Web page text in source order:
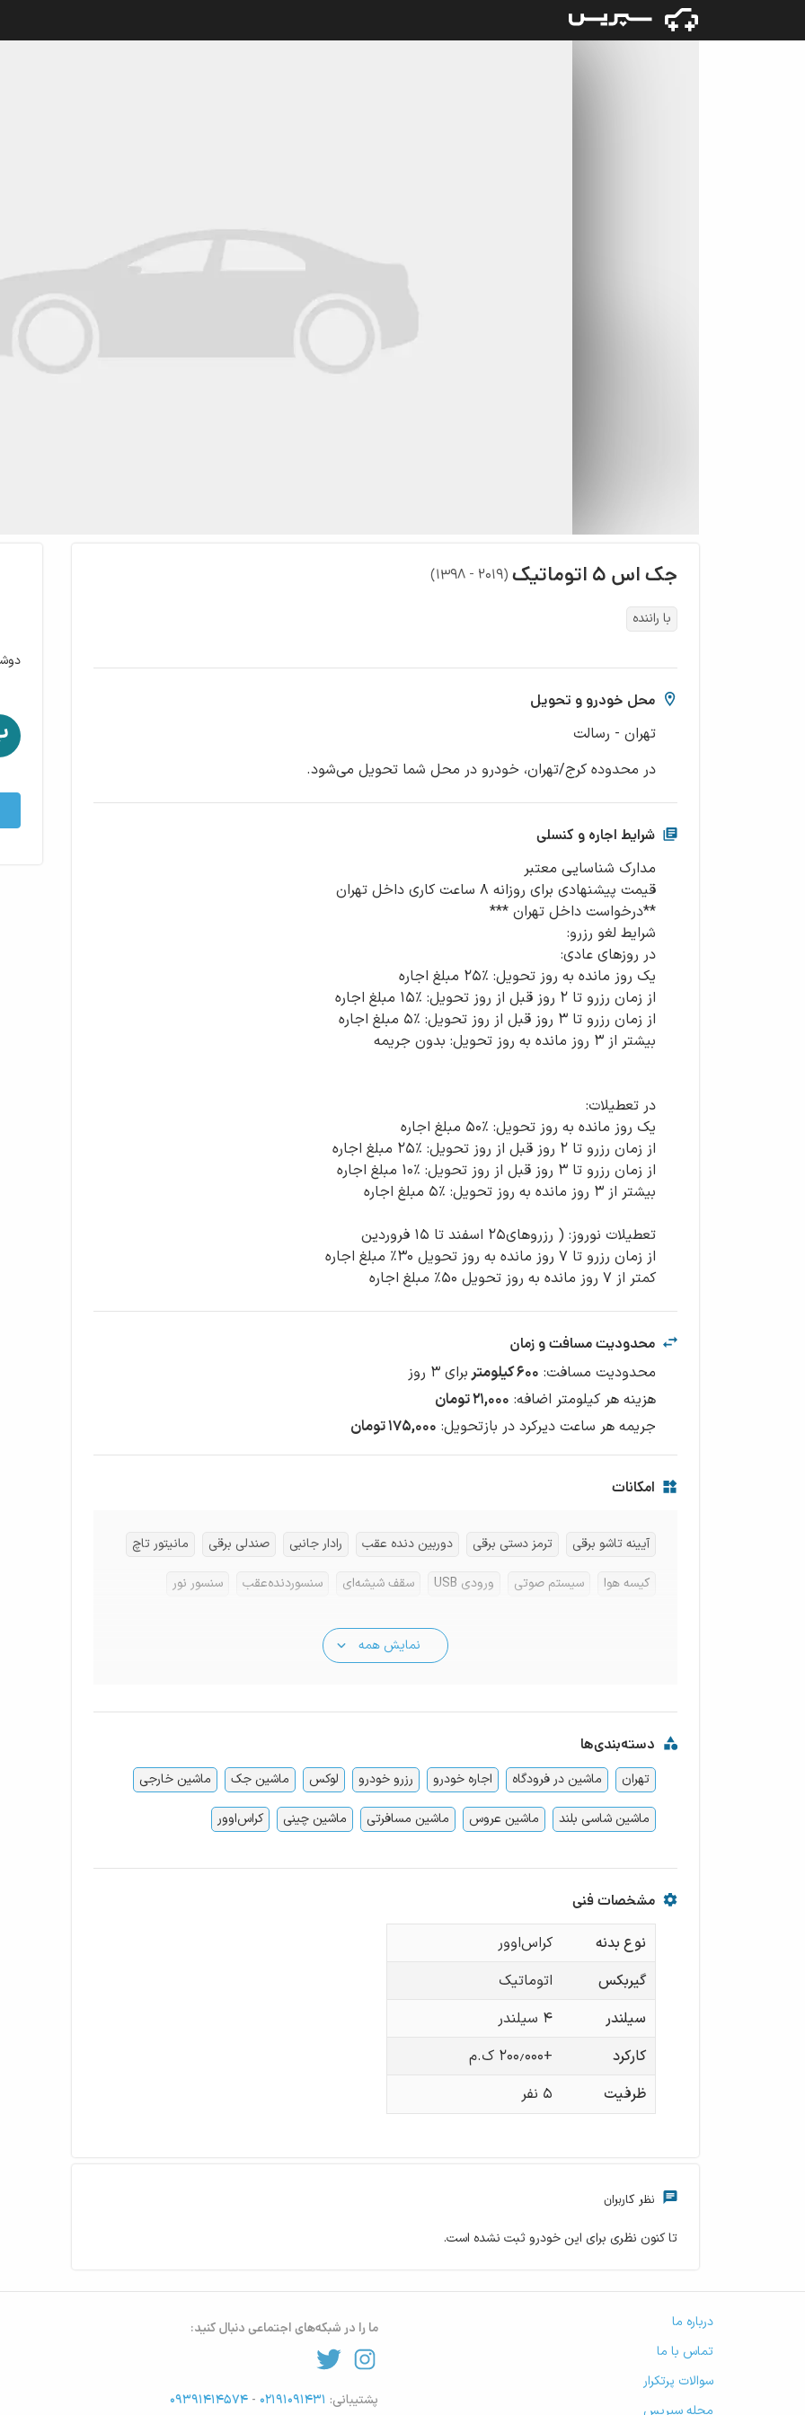
جکاس ۵ اتوماتیک (۲۰۱۹ - ۱۳۹۸ )
با راننده
محل خودرو و تحویل
تهران - رسالت
در محدوده کرج/تهران، خودرو در محل شما تحویل می‌شود.
شرایط اجاره و کنسلی
کمتر از ۷ روز مانده به روز تحویل ۵۰٪ مبلغ اجاره
محدودیت مسافت و زمان
محدودیت مسافت: ۶۰۰کیلومتر برای 3 روز
هزینه هر کیلومتر اضافه: ۲۱,۰۰۰تومان
جریمه هر ساعت دیرکرد در بازتحویل: ۱۷۵,۰۰۰ تومان
امکانات
آیینه تاشو برقی ترمز دستی برقی دوربین دنده عقب رادار جانبی صندلی برقی مانیتور تاچ
کیسه هوا سیستم صوتی ورودی USB سقف شیشه‌ای سنسوردنده‌عقب سنسور نور
نمایش همه
دسته‌بندی‌ها
تهران ماشین در فرودگاه اجاره خودرو رزرو خودرو لوکس ماشین جک ماشین خارجی
ماشین شاسی بلند ماشین عروس ماشین مسافرتی ماشین چینی کراس‌اوور
مشخصات فنی
نوع بدنه
کراس‌اوور
گیربکس
اتوماتیک
سیلندر
۴ سیلندر
کارکرد
+۲۰۰٫۰۰۰ ک.م
ظرفیت
۵ نفر
نظر کاربران
تا کنون نظری برای این خودرو ثبت نشده است.
درباره ما
تماس با ما
سوالات پرتکرار
مجله سپریس
ما را در شبکه‌های اجتماعی دنبال کنید:
پشتیبانی: ۰۲۱۹۱۰۹۱۴۳۱ - ۰۹۳۹۱۴۱۴۵۷۴